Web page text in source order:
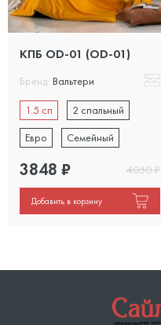
КПБ OD-01 (OD-01)
Бренд: Вальтери
1.5 сп
2 спальный
Евро
Семейный
3848 ₽ 4050₽
Добавить в корзину